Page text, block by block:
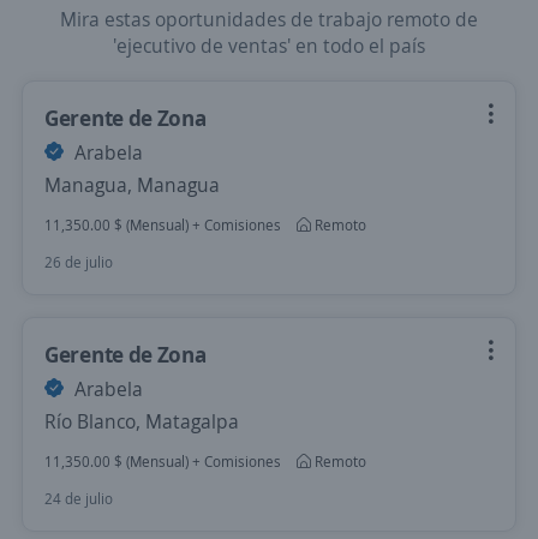
Mira estas oportunidades de trabajo remoto de
'ejecutivo de ventas' en todo el país
Gerente de Zona
Arabela
Managua, Managua
11,350.00 $ (Mensual) + Comisiones
Remoto
26 de julio
Gerente de Zona
Arabela
Río Blanco, Matagalpa
11,350.00 $ (Mensual) + Comisiones
Remoto
24 de julio